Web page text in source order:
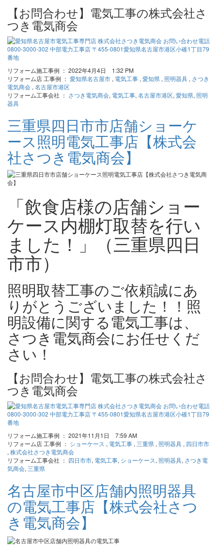
【お問合わせ】電気工事の株式会社さ
つき電気商会
リフォーム施工事例 ： 2022年4月4日 1:32 PM
リフォーム店 工事例 ： 愛知県名古屋市 , 電気工事 , 愛知県 , 照明器具 , さつき
電気商会 , 名古屋市港区
リフォーム工事会社 ： さつき電気商会, 電気工事, 名古屋市港区, 愛知県, 照明
器具
三重県四日市市店舗ショーケ
ース照明電気工事店【株式会
社さつき電気商会】
「飲食店様の店舗ショー
ケース内棚灯取替を行い
ました！」（三重県四日
市市）
照明取替工事のご依頼誠にあ
りがとうございました！！照
明設備に関する電気工事は、
さつき電気商会にお任せくだ
さい！
【お問合わせ】電気工事の株式会社さ
つき電気商会
リフォーム施工事例 ： 2021年11月1日 7:59 AM
リフォーム店 工事例 ： ショーケース , 電気工事 , 三重県 , 照明器具 , 四日市市
, 株式会社さつき電気商会
リフォーム工事会社 ： 四日市市, 電気工事, ショーケース, 照明器具, さつき電
気商会, 三重県
名古屋市中区店舗内照明器具
の電気工事店【株式会社さつ
き電気商会】